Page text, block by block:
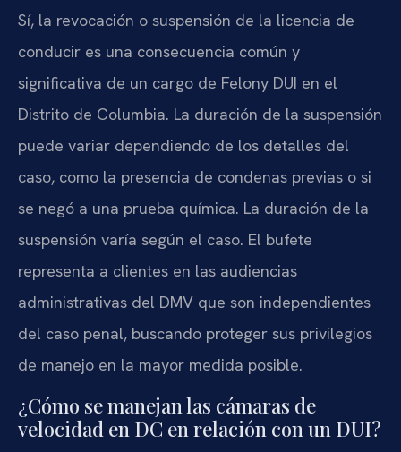
Sí, la revocación o suspensión de la licencia de
conducir es una consecuencia común y
significativa de un cargo de Felony DUI en el
Distrito de Columbia. La duración de la suspensión
puede variar dependiendo de los detalles del
caso, como la presencia de condenas previas o si
se negó a una prueba química. La duración de la
suspensión varía según el caso. El bufete
representa a clientes en las audiencias
administrativas del DMV que son independientes
del caso penal, buscando proteger sus privilegios
de manejo en la mayor medida posible.
¿Cómo se manejan las cámaras de
velocidad en DC en relación con un DUI?